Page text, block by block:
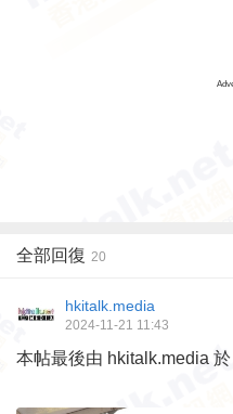
全部回復 20
hkitalk.media
2024-11-21 11:43
本帖最後由 hkitalk.media